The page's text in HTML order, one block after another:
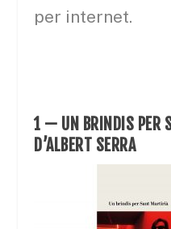
per internet.
1 — UN BRINDIS PER
D’ALBERT SERRA